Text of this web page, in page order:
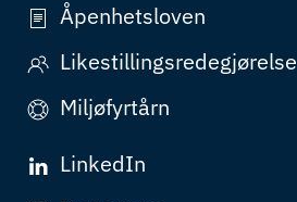
Åpenhetsloven
Likestillingsredegjørelse
Miljøfyrtårn
LinkedIn